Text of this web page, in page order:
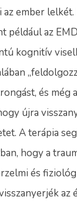
az ember
például az
kognitív
és még
újra
A terápia
hogy a
és
az